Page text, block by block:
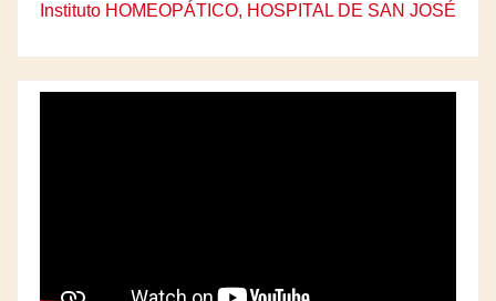
Instituto HOMEOPÁTICO, HOSPITAL DE SAN JOSÉ